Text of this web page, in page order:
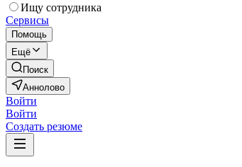
Ищу сотрудника
Сервисы
Помощь
Ещё
Поиск
Аннолово
Войти
Войти
Создать резюме